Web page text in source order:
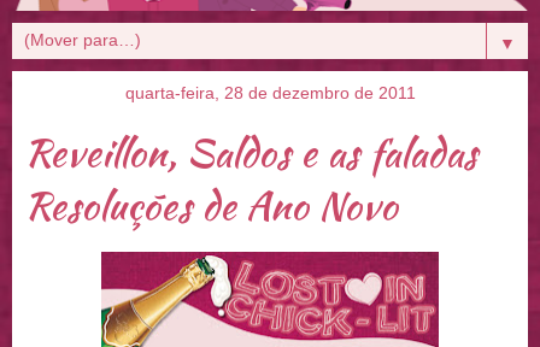
▼
quarta-feira, 28 de dezembro de 2011
Reveillon, Saldos e as faladas
Resoluções de Ano Novo